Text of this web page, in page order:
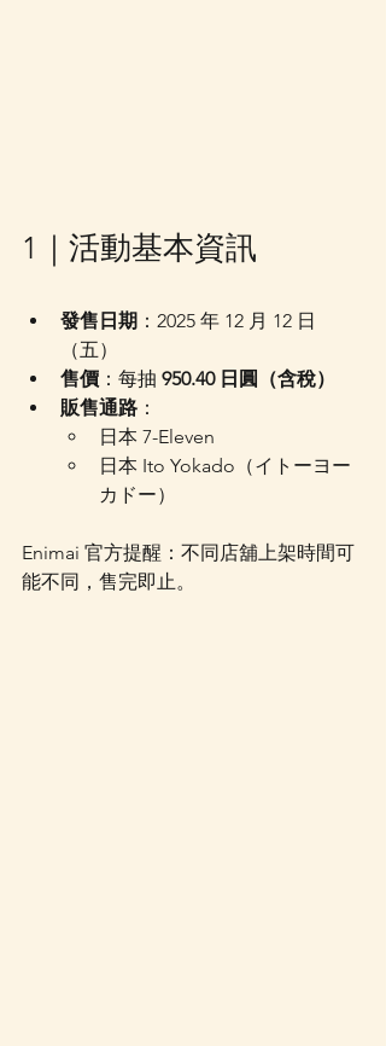
1｜活動基本資訊
發售日期 ：2025 年 12 月 12 日
（五）
售價 ：每抽 950.40 日圓（含稅）
販售通路 ：
日本 7-Eleven
日本 Ito Yokado（イトーヨー
カドー）
Enimai 官方提醒：不同店舖上架時間可
能不同，售完即止。